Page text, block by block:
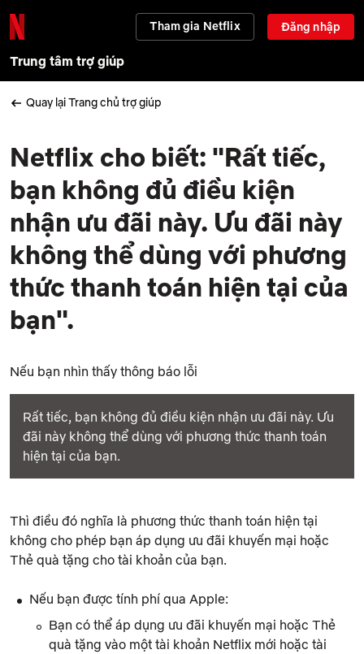
Tham gia Netflix Đăng nhập
Trung tâm trợ giúp
Quay lại Trang chủ trợ giúp
Netflix cho biết: "Rất tiếc,
bạn không đủ điều kiện
nhận ưu đãi này. Ưu đãi này
không thể dùng với phương
thức thanh toán hiện tại của
bạn".
Nếu bạn nhìn thấy thông báo lỗi
Rất tiếc, bạn không đủ điều kiện nhận ưu đãi này. Ưu
đãi này không thể dùng với phương thức thanh toán
hiện tại của bạn.
Thì điều đó nghĩa là phương thức thanh toán hiện tại
không cho phép bạn áp dụng ưu đãi khuyến mại hoặc
Thẻ quà tặng cho tài khoản của bạn.
Nếu bạn được tính phí qua Apple:
Bạn có thể áp dụng ưu đãi khuyến mại hoặc Thẻ
quà tặng vào một tài khoản Netflix mới hoặc tài